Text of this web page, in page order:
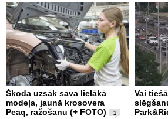
Škoda uzsāk sava lielākā
modeļa, jaunā krosovera
Peaq, ražošanu (+ FOTO)
1
Vai